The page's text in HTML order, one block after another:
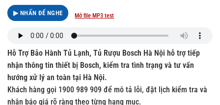
▶ NHẤN ĐỂ NGHE Mở file MP3 test
Hỗ Trợ Bảo Hành Tủ Lạnh, Tủ Rượu Bosch Hà Nội hỗ trợ tiếp
nhận thông tin thiết bị Bosch, kiểm tra tình trạng và tư vấn
hướng xử lý an toàn tại Hà Nội.
Khách hàng gọi 1900 989 909 để mô tả lỗi, đặt lịch kiểm tra và
nhận báo giá rõ ràng theo từng hạng mục.